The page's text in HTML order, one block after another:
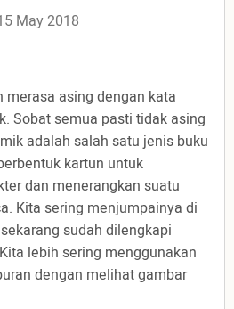
May 2018
asing dengan kata
Sobat semua pasti tidak asing
adalah salah satu jenis buku
kartun untuk
dan menerangkan suatu
Kita sering menjumpainya di
sudah dilengkapi
lebih sering menggunakan
dengan melihat gambar